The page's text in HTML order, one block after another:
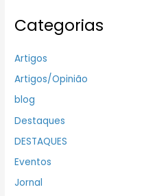
Categorias
Artigos
Artigos/Opinião
blog
Destaques
DESTAQUES
Eventos
Jornal